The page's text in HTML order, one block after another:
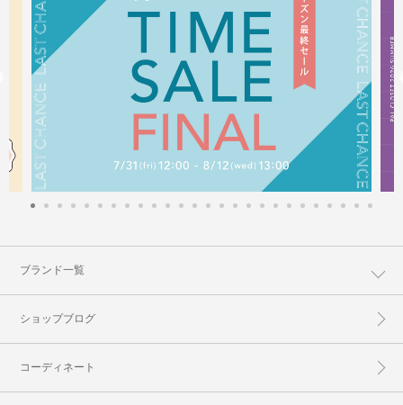
ブランド一覧
ショップブログ
コーディネート